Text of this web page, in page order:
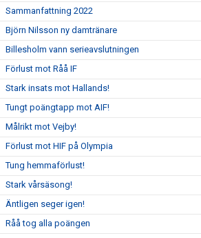
Sammanfattning 2022
Björn Nilsson ny damtränare
Billesholm vann serieavslutningen
Förlust mot Råå IF
Stark insats mot Hallands!
Tungt poängtapp mot AIF!
Målrikt mot Vejby!
Förlust mot HIF på Olympia
Tung hemmaförlust!
Stark vårsäsong!
Äntligen seger igen!
Råå tog alla poängen